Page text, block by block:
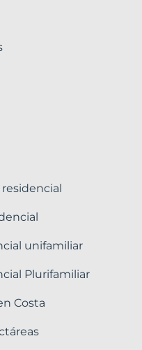
unifamiliar
Plurifamiliar
Costa